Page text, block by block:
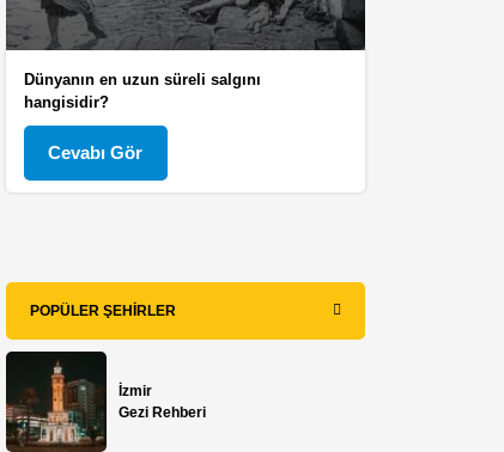
Dünyanın en uzun süreli salgını
hangisidir?
Cevabı Gör
POPÜLER ŞEHIRLER
İzmir
Gezi Rehberi